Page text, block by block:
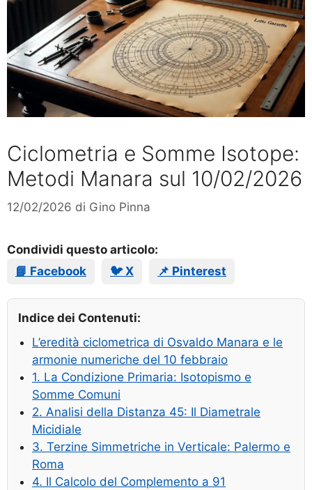
Ciclometria e Somme Isotope:
Metodi Manara sul 10/02/2026
12/02/2026 di Gino Pinna
Condividi questo articolo:
📘 Facebook
🐦 X 📌 Pinterest
Indice dei Contenuti:
L’eredità ciclometrica di Osvaldo Manara e le
armonie numeriche del 10 febbraio
1. La Condizione Primaria: Isotopismo e
Somme Comuni
2. Analisi della Distanza 45: Il Diametrale
Micidiale
3. Terzine Simmetriche in Verticale: Palermo e
Roma
4. Il Calcolo del Complemento a 91